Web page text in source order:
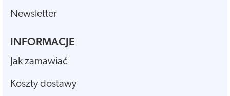
Newsletter
INFORMACJE
Jak zamawiać
Koszty dostawy